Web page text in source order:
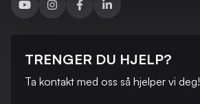
TRENGER DU HJELP?
Ta kontakt med oss ​​så hjelper vi deg!